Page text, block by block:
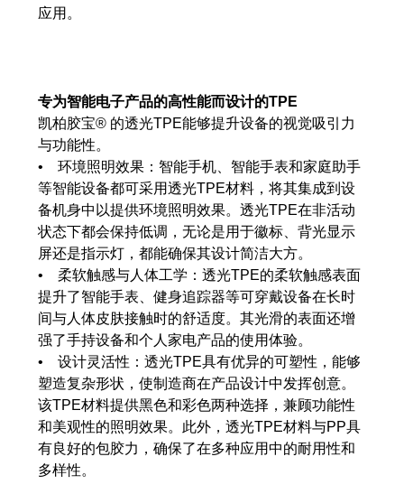
可持续发展词汇表
关于我们
招贤纳士
公司
Accredited Laboratory services
应用。
专为智能电子产品的高性能而设计的TPE
凯柏胶宝® 的透光TPE能够提升设备的视觉吸引力
与功能性。
• 环境照明效果：智能手机、智能手表和家庭助手
等智能设备都可采用透光TPE材料，将其集成到设
备机身中以提供环境照明效果。透光TPE在非活动
状态下都会保持低调，无论是用于徽标、背光显示
屏还是指示灯，都能确保其设计简洁大方。
• 柔软触感与人体工学：透光TPE的柔软触感表面
提升了智能手表、健身追踪器等可穿戴设备在长时
间与人体皮肤接触时的舒适度。其光滑的表面还增
强了手持设备和个人家电产品的使用体验。
• 设计灵活性：透光TPE具有优异的可塑性，能够
塑造复杂形状，使制造商在产品设计中发挥创意。
该TPE材料提供黑色和彩色两种选择，兼顾功能性
和美观性的照明效果。此外，透光TPE材料与PP具
有良好的包胶力，确保了在多种应用中的耐用性和
多样性。